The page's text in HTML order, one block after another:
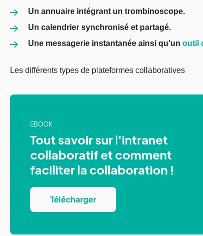
Un annuaire intégrant un trombinoscope.
Un calendrier synchronisé et partagé.
Une messagerie instantanée ainsi qu’un outil
Les différents types de plateformes collaboratives